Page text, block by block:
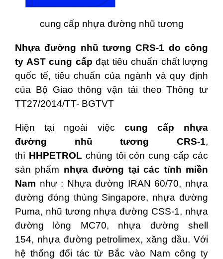
cung cấp nhựa đường nhũ tương
Nhựa đường nhũ tương CRS-1 do công
ty AST cung cấp đạt tiêu chuẩn chất lượng
quốc tế, tiêu chuẩn của ngành và quy định
của Bộ Giao thông vận tải theo Thông tư
TT27/2014/TT- BGTVT
Hiện tại ngoài việc cung cấp nhựa
đường nhũ tương CRS-1,
thì HHPETROL chúng tôi còn cung cấp các
sản phẩm nhựa đường tại các tỉnh miền
Nam như : Nhựa đường IRAN 60/70, nhựa
đường đóng thùng Singapore, nhựa đường
Puma, nhũ tương nhựa đường CSS-1, nhựa
đường lỏng MC70, nhựa đường shell
154, nhựa đường petrolimex, xăng dầu. Với
hệ thống đối tác từ Bắc vào Nam công ty